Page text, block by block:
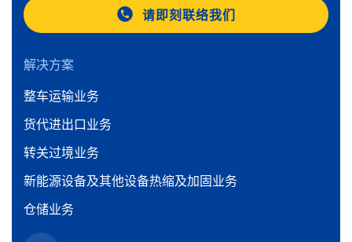
请即刻联络我们
解决方案
整车运输业务
货代进出口业务
转关过境业务
新能源设备及其他设备热缩及加固业务
仓储业务